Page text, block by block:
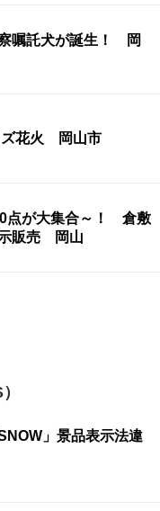
嘱託犬が誕生！ 岡
ズ花火 岡山市
点が大集合～！ 倉敷
販売 岡山
」景品表示法違